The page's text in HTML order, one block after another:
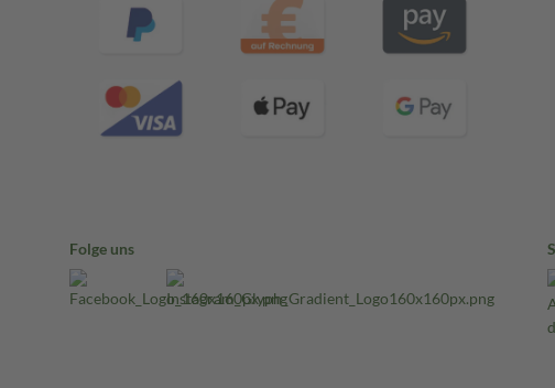
Folge uns